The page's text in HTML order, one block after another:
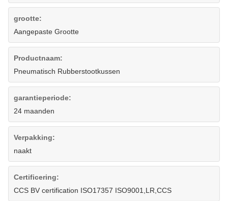
grootte:
Aangepaste Grootte
Productnaam:
Pneumatisch Rubberstootkussen
garantieperiode:
24 maanden
Verpakking:
naakt
Certificering:
CCS BV certification ISO17357 ISO9001,LR,CCS